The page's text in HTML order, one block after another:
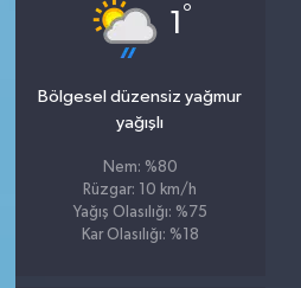
1 °
Bölgesel düzensiz yağmur
yağışlı
Nem: %80
Rüzgar: 10 km/h
Yağış Olasılığı: %75
Kar Olasılığı: %18